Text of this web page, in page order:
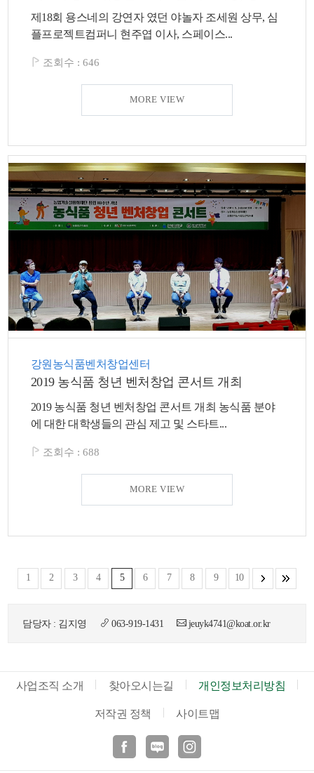
제18회 용스네의 강연자 였던 야놀자 조세원 상무, 심
플프로젝트컴퍼니 현주엽 이사, 스페이스...
조회수 : 646
MORE VIEW
강원농식품벤처창업센터
2019 농식품 청년 벤처창업 콘서트 개최
2019 농식품 청년 벤처창업 콘서트 개최 농식품 분야
에 대한 대학생들의 관심 제고 및 스타트...
조회수 : 688
MORE VIEW
1 2 3 4 5 6 7 8 9 10
담당자 : 김지영 063-919-1431 jeuyk4741@koat.or.kr
사업조직 소개 찾아오시는길 개인정보처리방침
저작권 정책 사이트맵
인스타